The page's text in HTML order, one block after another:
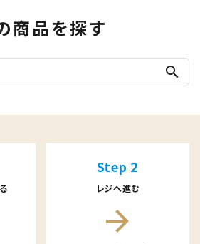
商品を探す
search
Step 2
レジへ進む
arrow_forward